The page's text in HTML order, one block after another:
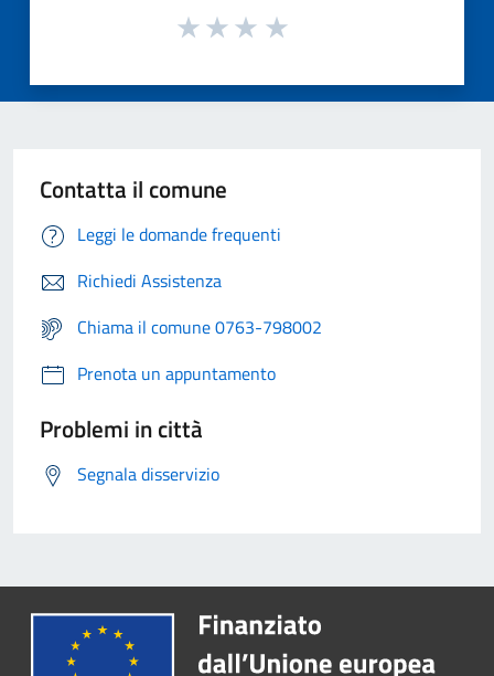
Contatta il comune
Leggi le domande frequenti
Richiedi Assistenza
Chiama il comune 0763-798002
Prenota un appuntamento
Problemi in città
Segnala disservizio